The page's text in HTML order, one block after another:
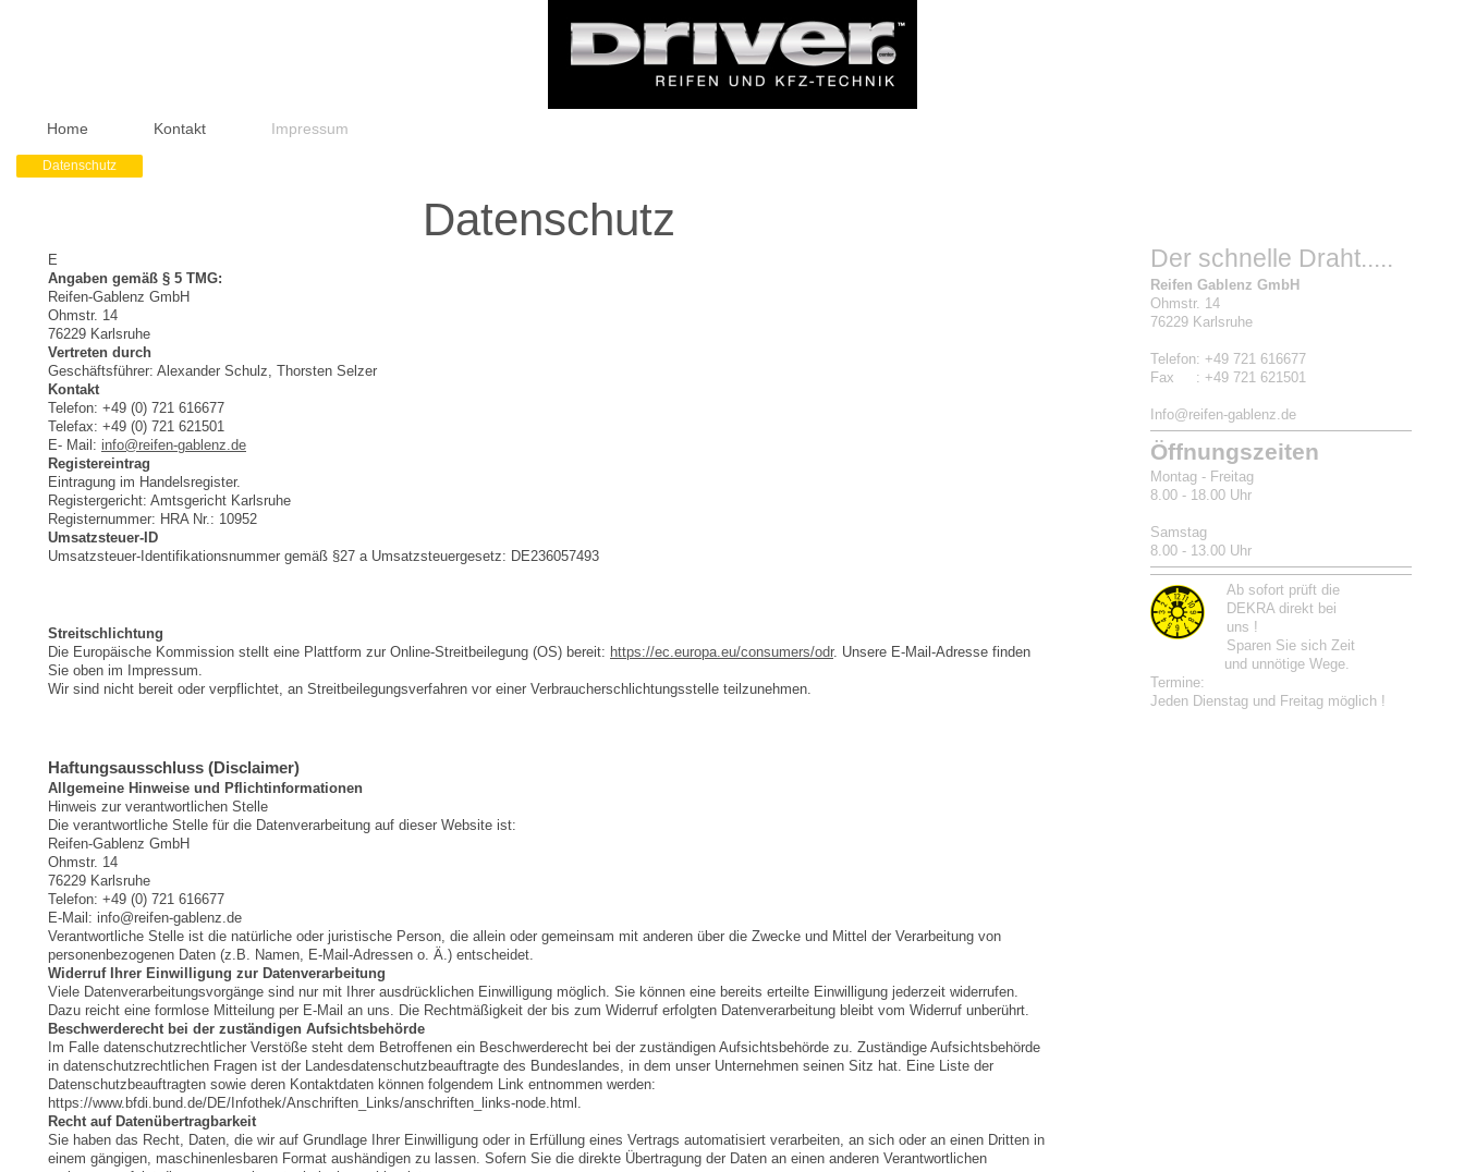
Home Kontakt Impressum
Datenschutz
Datenschutz
E
Angaben gemäß § 5 TMG:
Reifen-Gablenz GmbH
Ohmstr. 14
76229 Karlsruhe
Vertreten durch
Geschäftsführer: Alexander Schulz, Thorsten Selzer
Kontakt
Telefon: +49 (0) 721 616677
Telefax: +49 (0) 721 621501
E- Mail: info@reifen-gablenz.de
Registereintrag
Eintragung im Handelsregister.
Registergericht: Amtsgericht Karlsruhe
Registernummer: HRA Nr.: 10952
Umsatzsteuer-ID
Umsatzsteuer-Identifikationsnummer gemäß §27 a Umsatzsteuergesetz: DE236057493
Streitschlichtung
Die Europäische Kommission stellt eine Plattform zur Online-Streitbeilegung (OS) bereit: https://ec.europa.eu/consumers/odr. Unsere E-Mail-Adresse finden
Sie oben im Impressum.
Wir sind nicht bereit oder verpflichtet, an Streitbeilegungsverfahren vor einer Verbraucherschlichtungsstelle teilzunehmen.
Haftungsausschluss (Disclaimer)
Allgemeine Hinweise und Pflichtinformationen
Hinweis zur verantwortlichen Stelle
Die verantwortliche Stelle für die Datenverarbeitung auf dieser Website ist:
Reifen-Gablenz GmbH
Ohmstr. 14
76229 Karlsruhe
Telefon: +49 (0) 721 616677
E-Mail: info@reifen-gablenz.de
Verantwortliche Stelle ist die natürliche oder juristische Person, die allein oder gemeinsam mit anderen über die Zwecke und Mittel der Verarbeitung von
personenbezogenen Daten (z.B. Namen, E-Mail-Adressen o. Ä.) entscheidet.
Widerruf Ihrer Einwilligung zur Datenverarbeitung
Viele Datenverarbeitungsvorgänge sind nur mit Ihrer ausdrücklichen Einwilligung möglich. Sie können eine bereits erteilte Einwilligung jederzeit widerrufen.
Dazu reicht eine formlose Mitteilung per E-Mail an uns. Die Rechtmäßigkeit der bis zum Widerruf erfolgten Datenverarbeitung bleibt vom Widerruf unberührt.
Beschwerderecht bei der zuständigen Aufsichtsbehörde
Im Falle datenschutzrechtlicher Verstöße steht dem Betroffenen ein Beschwerderecht bei der zuständigen Aufsichtsbehörde zu. Zuständige Aufsichtsbehörde
in datenschutzrechtlichen Fragen ist der Landesdatenschutzbeauftragte des Bundeslandes, in dem unser Unternehmen seinen Sitz hat. Eine Liste der
Datenschutzbeauftragten sowie deren Kontaktdaten können folgendem Link entnommen werden:
https://www.bfdi.bund.de/DE/Infothek/Anschriften_Links/anschriften_links-node.html.
Recht auf Datenübertragbarkeit
Sie haben das Recht, Daten, die wir auf Grundlage Ihrer Einwilligung oder in Erfüllung eines Vertrags automatisiert verarbeiten, an sich oder an einen Dritten in
einem gängigen, maschinenlesbaren Format aushändigen zu lassen. Sofern Sie die direkte Übertragung der Daten an einen anderen Verantwortlichen
Der schnelle Draht.....
Reifen Gablenz GmbH
Ohmstr. 14
76229 Karlsruhe
Telefon: +49 721 616677
Fax : +49 721 621501
Info@reifen-gablenz.de
Öffnungszeiten
Montag - Freitag
8.00 - 18.00 Uhr
Samstag
8.00 - 13.00 Uhr
Ab sofort prüft die
DEKRA direkt bei
uns !
Sparen Sie sich Zeit
und unnötige Wege.
Termine:
Jeden Dienstag und Freitag möglich !